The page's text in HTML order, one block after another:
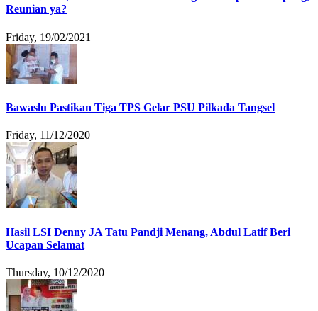
Reunian ya?
Friday, 19/02/2021
Bawaslu Pastikan Tiga TPS Gelar PSU Pilkada Tangsel
Friday, 11/12/2020
Hasil LSI Denny JA Tatu Pandji Menang, Abdul Latif Beri
Ucapan Selamat
Thursday, 10/12/2020